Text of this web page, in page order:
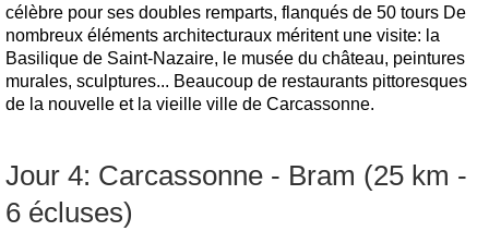
célèbre pour ses doubles remparts, flanqués de 50 tours De
nombreux éléments architecturaux méritent une visite: la
Basilique de Saint-Nazaire, le musée du château, peintures
murales, sculptures... Beaucoup de restaurants pittoresques
de la nouvelle et la vieille ville de Carcassonne.
Jour 4: Carcassonne - Bram (25 km -
6 écluses)